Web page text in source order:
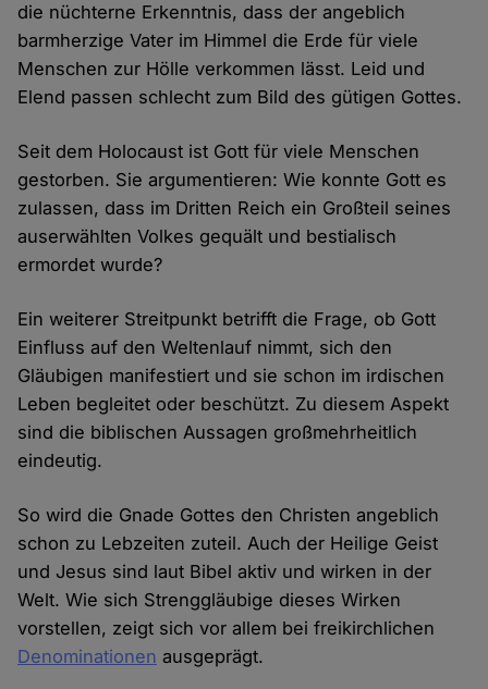
die nüchterne Erkenntnis, dass der angeblich
barmherzige Vater im Himmel die Erde für viele
Menschen zur Hölle verkommen lässt. Leid und
Elend passen schlecht zum Bild des gütigen Gottes.
Seit dem Holocaust ist Gott für viele Menschen
gestorben. Sie argumentieren: Wie konnte Gott es
zulassen, dass im Dritten Reich ein Großteil seines
auserwählten Volkes gequält und bestialisch
ermordet wurde?
Ein weiterer Streitpunkt betrifft die Frage, ob Gott
Einfluss auf den Weltenlauf nimmt, sich den
Gläubigen manifestiert und sie schon im irdischen
Leben begleitet oder beschützt. Zu diesem Aspekt
sind die biblischen Aussagen großmehrheitlich
eindeutig.
So wird die Gnade Gottes den Christen angeblich
schon zu Lebzeiten zuteil. Auch der Heilige Geist
und Jesus sind laut Bibel aktiv und wirken in der
Welt. Wie sich Strenggläubige dieses Wirken
vorstellen, zeigt sich vor allem bei freikirchlichen
Denominationen ausgeprägt.